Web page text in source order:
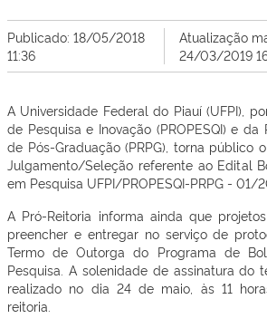
Publicado: 18/05/2018
11:36
Atualização
24/03/2019
A Universidade Federal do Piauí (UFPI),
de Pesquisa e Inovação (PROPESQI) e da
de Pós-Graduação (PRPG), torna público
Julgamento/Seleção referente ao Edital
em Pesquisa UFPI/PROPESQI-PRPG - 01/
A Pró-Reitoria informa ainda que
preencher e entregar no serviço de
Termo de Outorga do Programa de
Pesquisa. A solenidade de assinatura do
realizado no dia 24 de maio, às 11
reitoria.